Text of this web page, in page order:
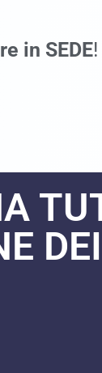
in SEDE!